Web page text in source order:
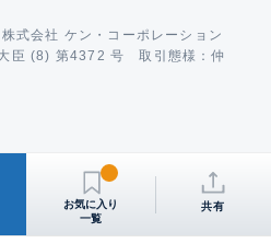
式会社 ケン・コーポレーション
臣 (8) 第4372 号 取引態様：仲
共有